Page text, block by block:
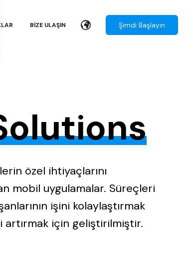
BIZE ULAŞIN Şimdi Başlayın
özel ihtiyaçlarını
mobil uygulamalar. Süreçleri
işini kolaylaştırmak
için geliştirilmiştir.